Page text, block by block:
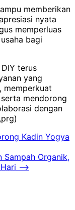
memberikan
nyata
memperluas
bagi
terus
yang
memperkuat
mendorong
dengan
Kadin Yogya
Sampah Organik,
⟶